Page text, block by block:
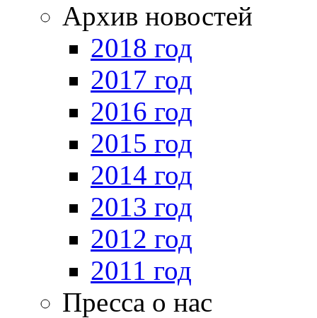
Архив новостей
2018 год
2017 год
2016 год
2015 год
2014 год
2013 год
2012 год
2011 год
Пресса о нас